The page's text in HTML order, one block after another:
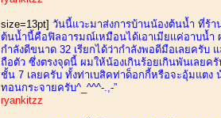
size=13pt] วันนี้แวะมาส่งการบ้านน้องต้นน้ำ ที่ร้า
ต้นน้ำนี้คือฟิลอารมณ์เหมือนได้เอาเมียแค่อาบน้ำ
กำลังดีขนาด 32 เรียกได้ว่ากำลังพอดีมือเลยครั
ถือตัว ซึ่งตรงจุดนี้ ผมให้น้องเกินร้อยเกินพันเลย
ชั้น 7 เลยครับ ทั้งท่าเบสิคท่าด็อกกี้หรือจะอุ้มแตง
ทอนกระจายครับ^_^^^-.,-”
ryankitzz